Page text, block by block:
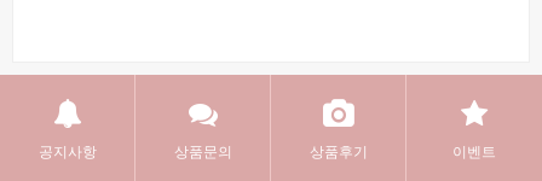
공지사항 상품문의 상품후기 이벤트